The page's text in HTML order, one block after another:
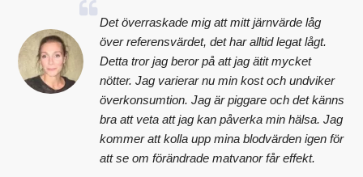
Det överraskade mig att mitt järnvärde låg
över referensvärdet, det har alltid legat lågt.
Detta tror jag beror på att jag ätit mycket
nötter. Jag varierar nu min kost och undviker
överkonsumtion. Jag är piggare och det känns
bra att veta att jag kan påverka min hälsa. Jag
kommer att kolla upp mina blodvärden igen för
att se om förändrade matvanor får effekt.